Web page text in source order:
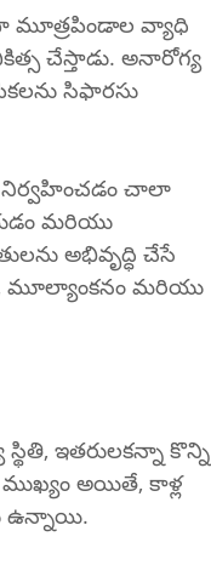
మూత్రపిండాల వ్యాధి
చేస్తాడు. అనారోగ్య
సిఫారసు
నిర్వహించడం చాలా
మరియు
అభివృద్ధి చేసే
మూల్యాంకనం మరియు
ఇతరులకన్నా కొన్ని
ముఖ్యం అయితే, కాళ్ల
ఉన్నాయి.